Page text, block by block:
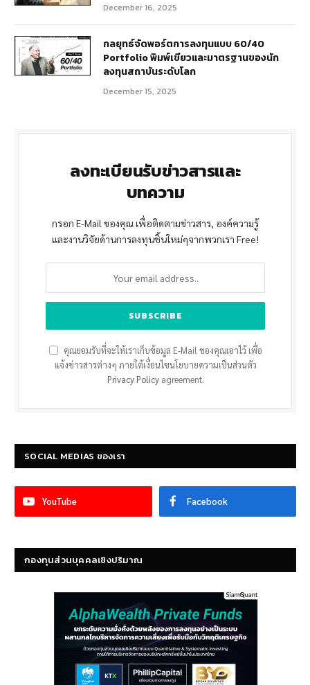
December 16, 2025
กลยุทธ์จัดพอร์ตการลงทุนแบบ 60/40
Portfolio พิมพ์เขียวและมาตรฐานของนัก
ลงทุนสถาบันระดับโลก
December 15, 2025
ลงทะเบียนรับข่าวสารและ
บทความ
กรอก E-Mail ของคุณ เพื่อติดตามข่าวสาร, องค์ความรู้
และงานวิจัยด้านการลงทุนชิ้นใหม่ๆจากพวกเรา Free!
คุณยอมรับที่จะให้เราเก็บข้อมูล E-Mail ของคุณเอาไว้ เพื่อ
แจ้งข่าวสารต่างๆ ภายใต้เงื่อนไขนโยบายความเป็นส่วนตัว
Privacy Policyagreement.
SOCIAL MEDIAS ของเรา
YouTube Facebook
กองทุนส่วนบุคคลเชิงปริมาณ